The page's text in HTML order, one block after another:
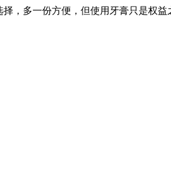
，多一份方便，但使用牙膏只是权